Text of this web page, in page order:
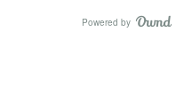
Powered by